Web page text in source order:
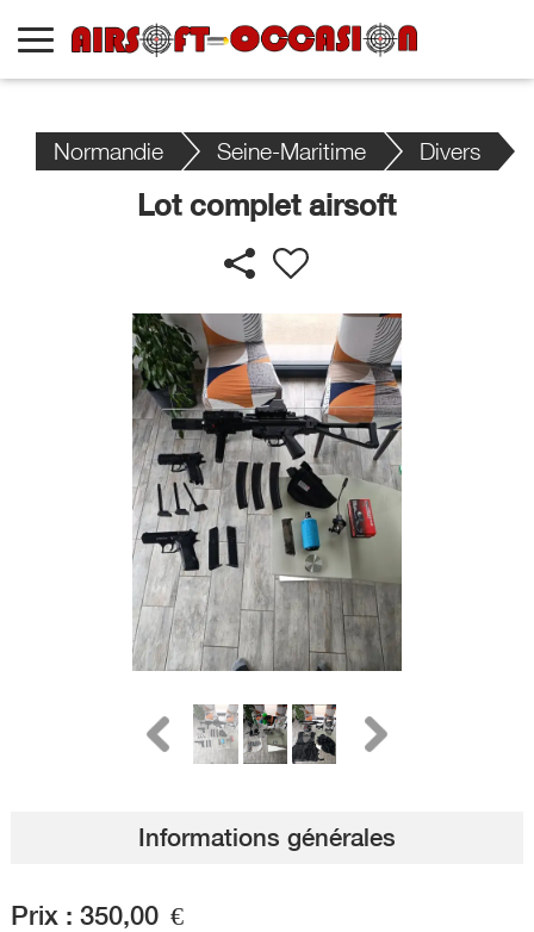
Normandie Seine-Maritime Divers
Lot complet airsoft
Informations générales
Prix : 350,00 €